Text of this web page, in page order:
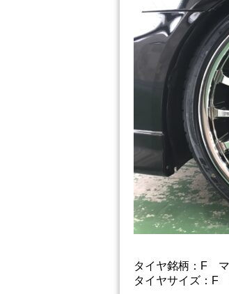
タイヤ銘柄：F
タイヤサイズ：